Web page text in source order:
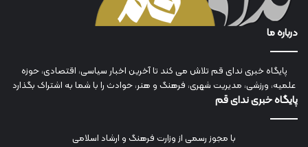
درباره ما
پایگاه خبری ندای قم تلاش می کند تا آخرین اخبار سیاسی، اقتصادی، حوزه
علمیه، ورزشی، مدیریت شهری، فرهنگ و هنر، حوادث را با شما به اشتراک بگذارد
پایگاه خبری ندای قم
با مجوز رسمی از وزارت فرهنگ و ارشاد اسلامی